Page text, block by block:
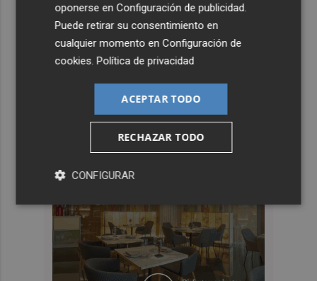
oponerse enConfiguración de publicidad
Puede retirar su consentimiento en
cualquier momento enConfiguración de
cookies .Política de privacidad
ACEPTAR TODO
RECHAZAR TODO
CONFIGURAR